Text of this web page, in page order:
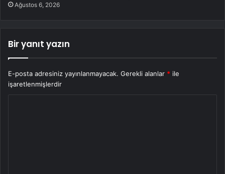
Ağustos 6, 2026
Bir yanıt yazın
E-posta adresiniz yayınlanmayacak. Gerekli alanlar * ile
işaretlenmişlerdir